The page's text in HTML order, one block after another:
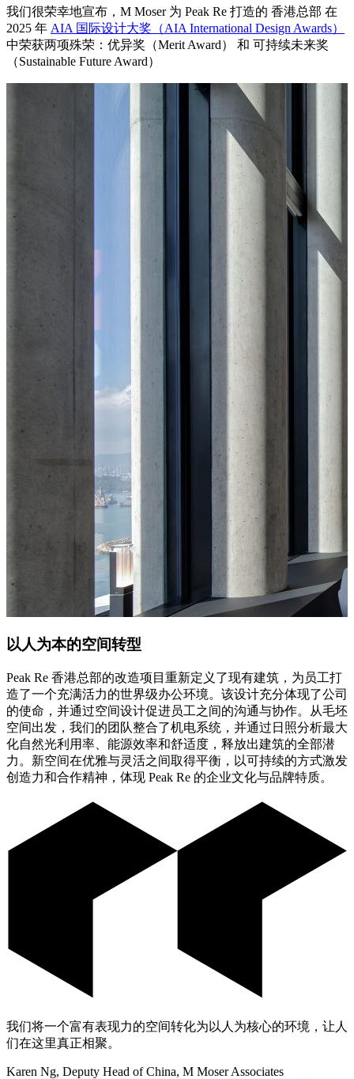
我们很荣幸地宣布，M Moser 为 Peak Re 打造的 香港总部 在
2025 年 AIA 国际设计大奖（AIA International Design Awards）
中荣获两项殊荣：优异奖（Merit Award） 和 可持续未来奖
（Sustainable Future Award）
以人为本的空间转型
Peak Re 香港总部的改造项目重新定义了现有建筑，为员工打
造了一个充满活力的世界级办公环境。该设计充分体现了公司
的使命，并通过空间设计促进员工之间的沟通与协作。从毛坯
空间出发，我们的团队整合了机电系统，并通过日照分析最大
化自然光利用率、能源效率和舒适度，释放出建筑的全部潜
力。新空间在优雅与灵活之间取得平衡，以可持续的方式激发
创造力和合作精神，体现 Peak Re 的企业文化与品牌特质。
我们将一个富有表现力的空间转化为以人为核心的环境，让人
们在这里真正相聚。
Karen Ng, Deputy Head of China, M Moser Associates